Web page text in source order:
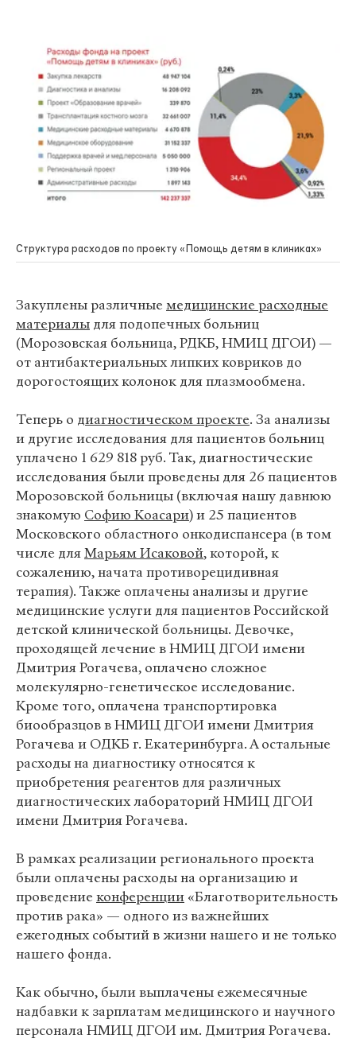
Структура расходов по проекту «Помощь детям в клиниках»
Закуплены различные медицинские расходные
материалы для подопечных больниц
(Морозовская больница, РДКБ, НМИЦ ДГОИ) —
от антибактериальных липких ковриков до
дорогостоящих колонок для плазмообмена.
Теперь о диагностическом проекте. За анализы
и другие исследования для пациентов больниц
уплачено 1 629 818 руб. Так, диагностические
исследования были проведены для 26 пациентов
Морозовской больницы (включая нашу давнюю
знакомую Софию Коасари) и 25 пациентов
Московского областного онкодиспансера (в том
числе дляМарьям Исаковой, которой, к
сожалению, начата противорецидивная
терапия). Также оплачены анализы и другие
медицинские услуги для пациентов Российской
детской клинической больницы. Девочке,
проходящей лечение в НМИЦ ДГОИ имени
Дмитрия Рогачева, оплачено сложное
молекулярно-генетическое исследование.
Кроме того, оплачена транспортировка
биообразцов в НМИЦ ДГОИ имени Дмитрия
Рогачева и ОДКБ г. Екатеринбурга. А остальные
расходы на диагностику относятся к
приобретения реагентов для различных
диагностических лабораторий НМИЦ ДГОИ
имени Дмитрия Рогачева.
В рамках реализации регионального проекта
были оплачены расходы на организацию и
проведение конференции «Благотворительность
против рака» — одного из важнейших
ежегодных событий в жизни нашего и не только
нашего фонда.
Как обычно, были выплачены ежемесячные
надбавки к зарплатам медицинского и научного
персонала НМИЦ ДГОИ им. Дмитрия Рогачева.